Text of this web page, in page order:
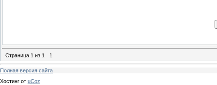
Страница 1 из 1 1
Полная версия сайта
Хостинг от uCoz